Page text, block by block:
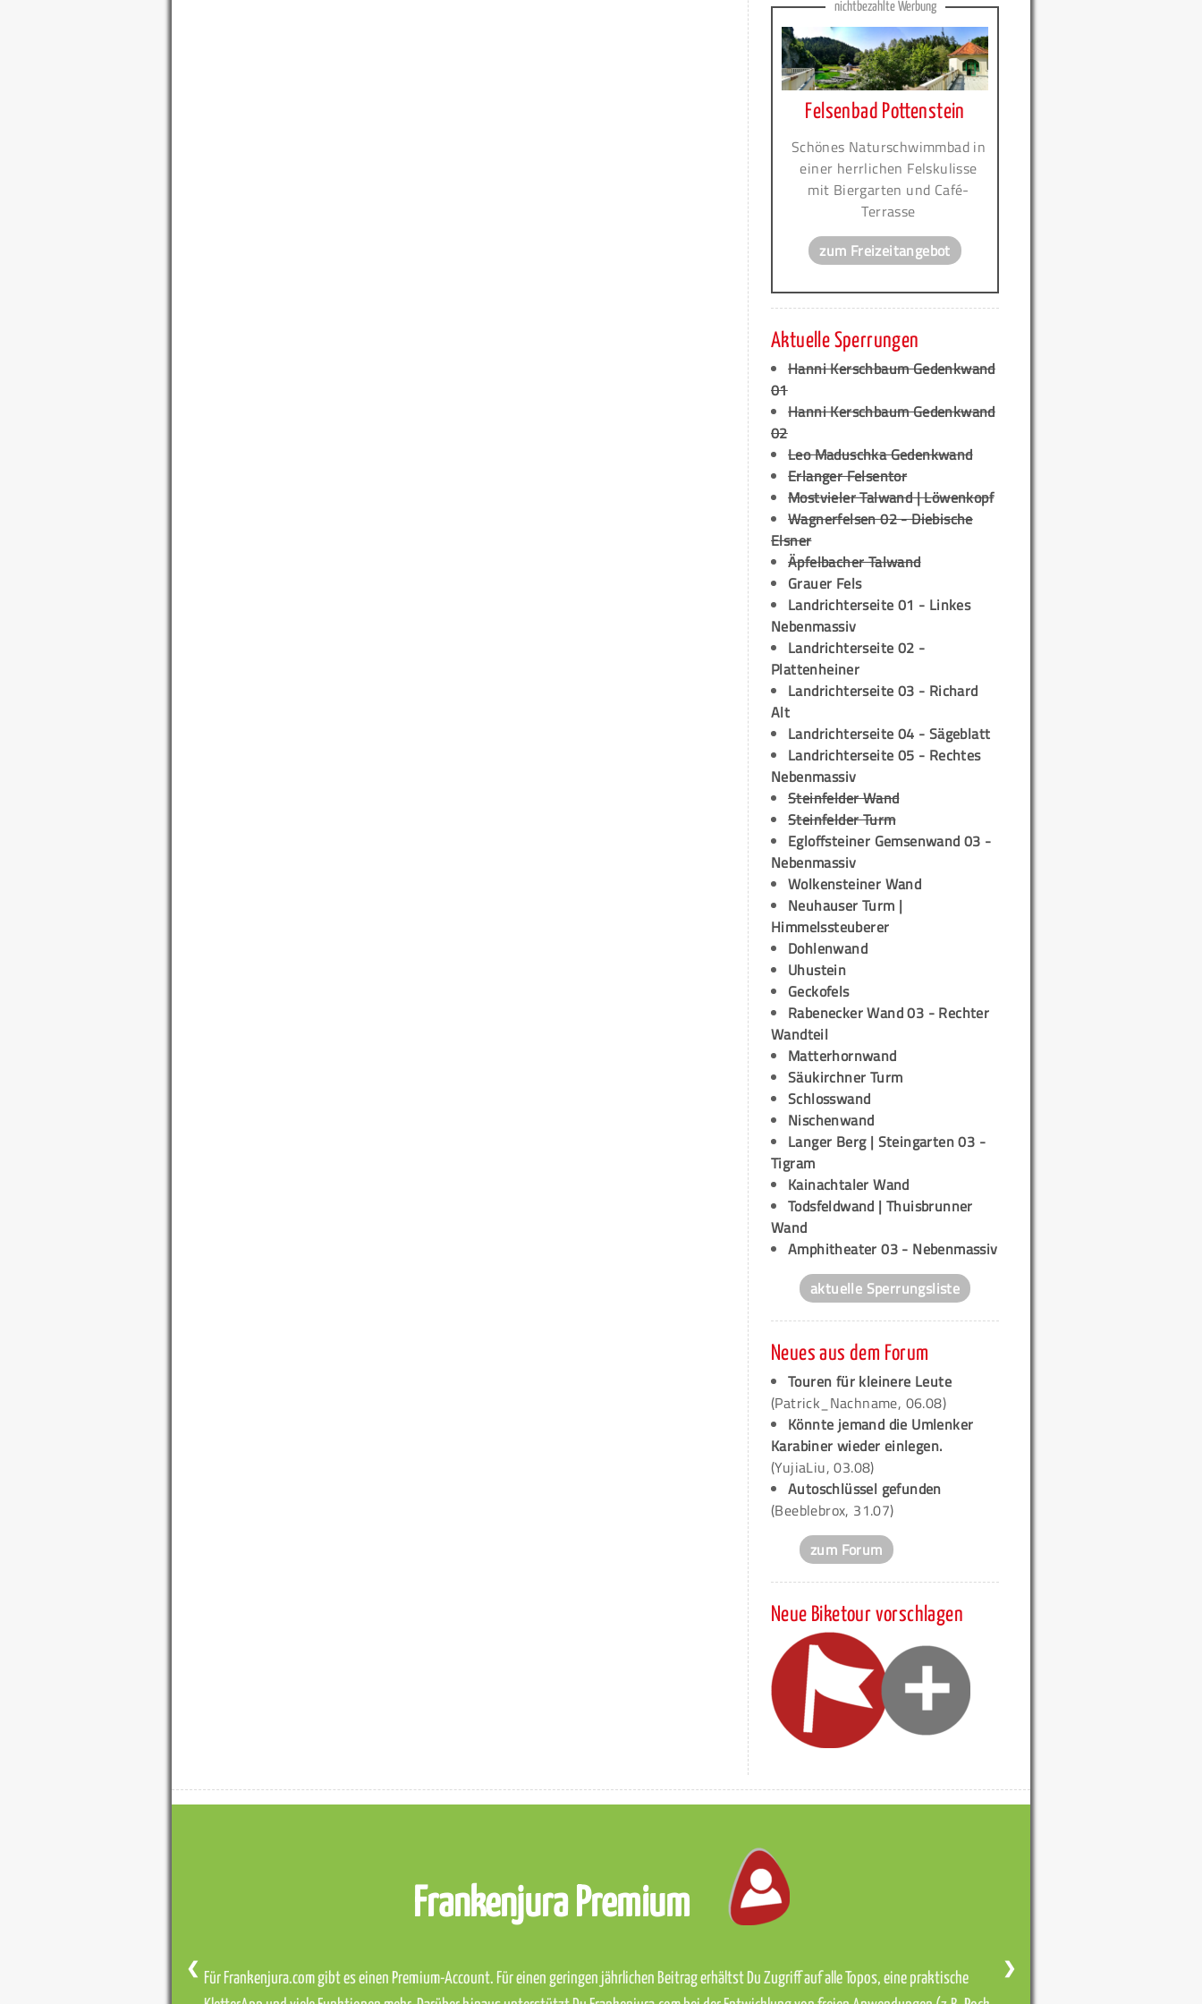
nichtbezahlte Werbung
Felsenbad Pottenstein
Schönes Naturschwimmbad in
einer herrlichen Felskulisse
mit Biergarten und Café-
Terrasse
zum Freizeitangebot
Aktuelle Sperrungen
Hanni Kerschbaum Gedenkwand
01
Hanni Kerschbaum Gedenkwand
02
Leo Maduschka Gedenkwand
Erlanger Felsentor
Mostvieler Talwand | Löwenkopf
Wagnerfelsen 02 - Diebische
Elsner
Äpfelbacher Talwand
Grauer Fels
Landrichterseite 01 - Linkes
Nebenmassiv
Landrichterseite 02 -
Plattenheiner
Landrichterseite 03 - Richard
Alt
Landrichterseite 04 - Sägeblatt
Landrichterseite 05 - Rechtes
Nebenmassiv
Steinfelder Wand
Steinfelder Turm
Egloffsteiner Gemsenwand 03 -
Nebenmassiv
Wolkensteiner Wand
Neuhauser Turm |
Himmelssteuberer
Dohlenwand
Uhustein
Geckofels
Rabenecker Wand 03 - Rechter
Wandteil
Matterhornwand
Säukirchner Turm
Schlosswand
Nischenwand
Langer Berg | Steingarten 03 -
Tigram
Kainachtaler Wand
Todsfeldwand | Thuisbrunner
Wand
Amphitheater 03 - Nebenmassiv
aktuelle Sperrungsliste
Neues aus dem Forum
Touren für kleinere Leute
(Patrick_Nachname, 06.08)
Könnte jemand die Umlenker
Karabiner wieder einlegen.
(YujiaLiu, 03.08)
Autoschlüssel gefunden
(Beeblebrox, 31.07)
zum Forum
Neue Biketour vorschlagen
Frankenjura Premium
Für Frankenjura.com gibt es einen Premium-Account. Für einen geringen jährlichen Beitrag erhältst Du Zugriff auf alle Topos, eine praktische
❮ ❯